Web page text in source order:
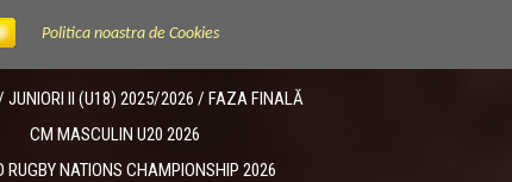
Politica noastra de Cookies
JUNIORI II (U18) 2025/2026 / FAZA FINALĂ
CM MASCULIN U20 2026
RUGBY NATIONS CHAMPIONSHIP 2026